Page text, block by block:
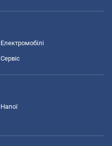
Електромобілі
Сервіс
Напої